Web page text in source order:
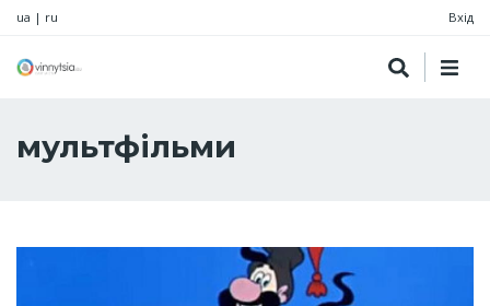
ua | ru Вхід
мультфільми